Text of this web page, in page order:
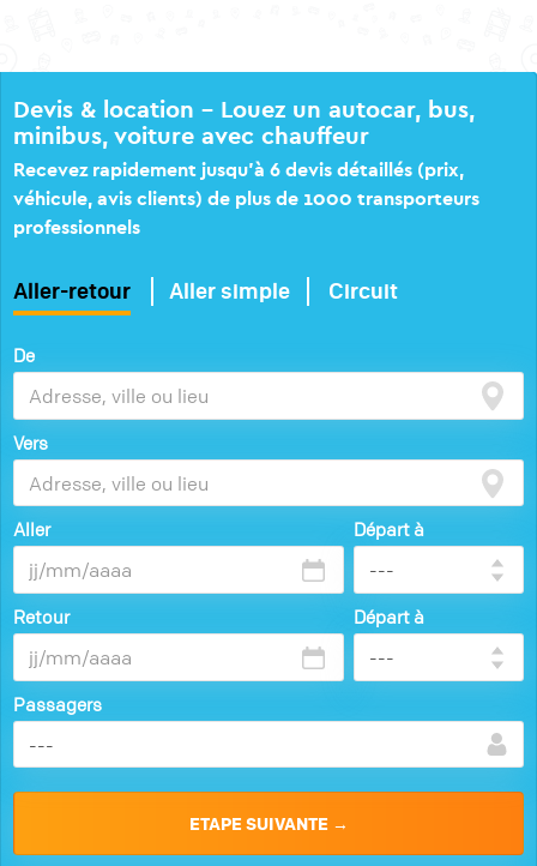
Devis & location – Louez un autocar, bus,
minibus, voiture avec chauffeur
Recevez rapidement jusqu’à 6 devis détaillés (prix,
véhicule, avis clients) de plus de 1000 transporteurs
professionnels
Aller-retour Aller simple Circuit
De
Vers
Aller Départ à
Retour Départ à
Passagers